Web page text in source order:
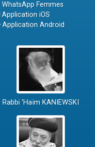
WhatsApp Femmes
Application iOS
Application Android
Rabbi 'Haïm KANIEWSKI